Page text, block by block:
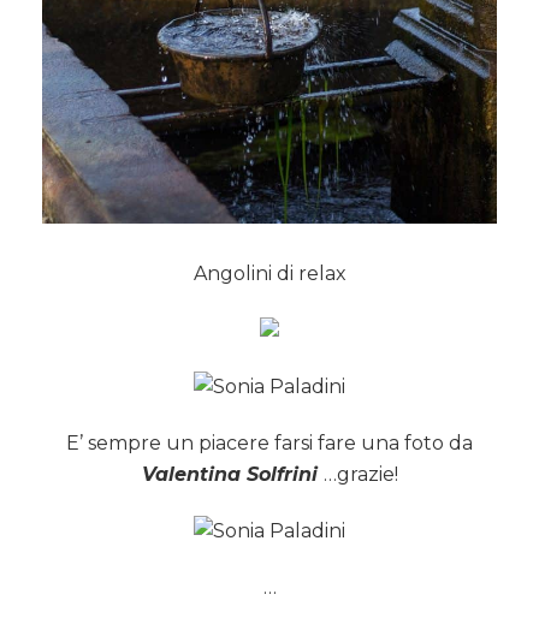
Angolini di relax
E’ sempre un piacere farsi fare una foto da
Valentina Solfrini …grazie!
…